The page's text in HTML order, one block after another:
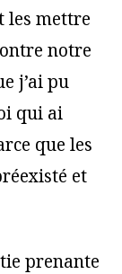
les mettre
notre
j’ai pu
qui ai
que les
et
prenante